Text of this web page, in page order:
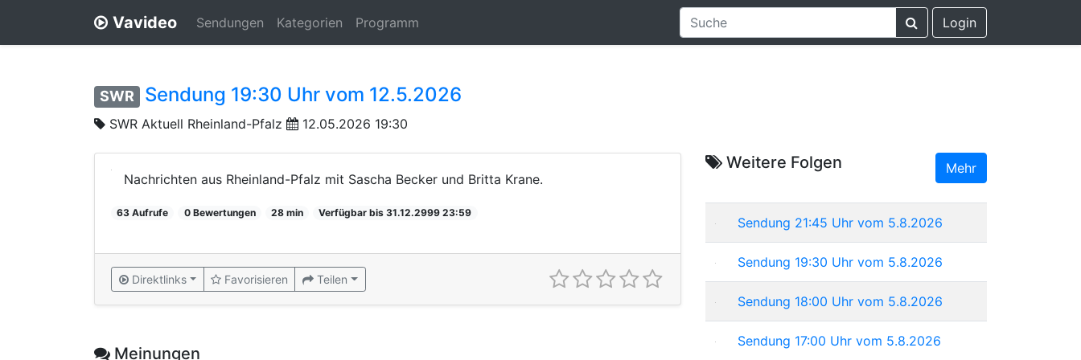
Vavideo Sendungen Kategorien Programm Login
SWR Sendung 19:30 Uhr vom 12.5.2026
SWR Aktuell Rheinland-Pfalz 12.05.2026 19:30
Nachrichten aus Rheinland-Pfalz mit Sascha Becker und Britta Krane.
63 Aufrufe 0 Bewertungen 28 min Verfügbar bis 31.12.2999 23:59
Direktlinks Favorisieren Teilen
Meinungen
Weitere Folgen Mehr
Sendung 21:45 Uhr vom 5.8.2026
Sendung 19:30 Uhr vom 5.8.2026
Sendung 18:00 Uhr vom 5.8.2026
Sendung 17:00 Uhr vom 5.8.2026